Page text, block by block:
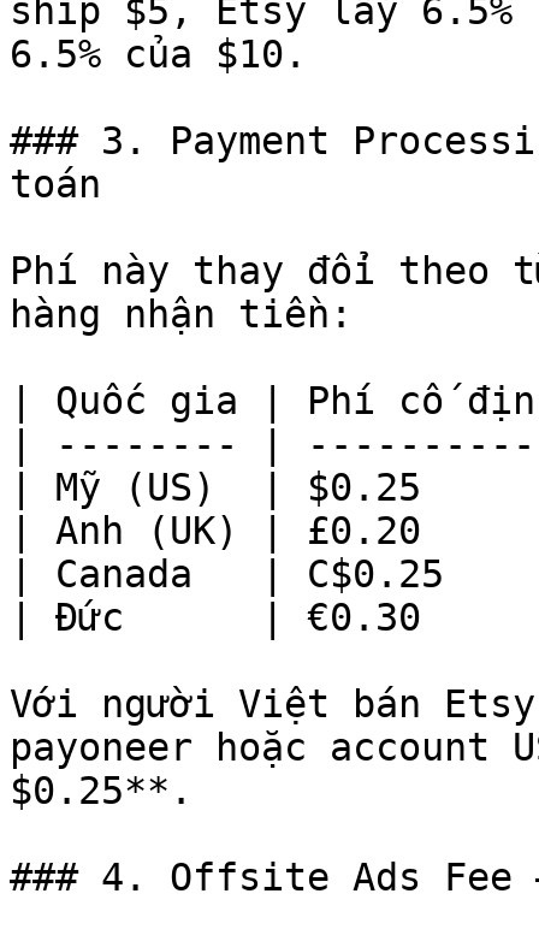
ship $5, Etsy lấy 6.5%
6.5% của $10.
### 3. Payment
toán
Phí này thay đổi theo
hàng nhận tiền:
| Quốc gia | Phí cố
| -------- |
| Mỹ (US)  | $0.25
| Anh (UK) | £0.20
| Canada   | C$0.25
| Đức      | €0.30
Với người Việt bán
payoneer hoặc account
$0.25**.
### 4. Offsite Ads Fee